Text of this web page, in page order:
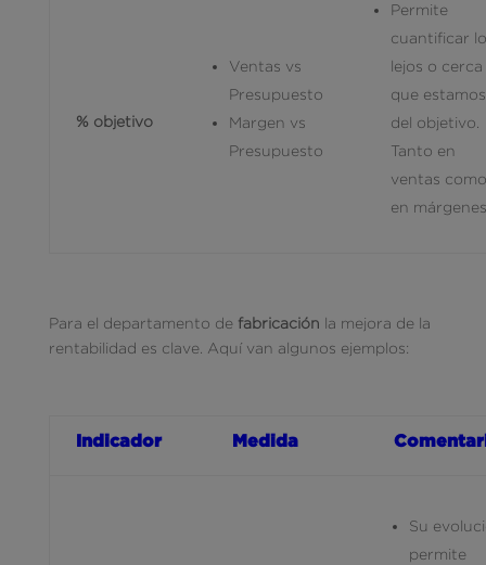
% objetivo
Ventas vs
Presupuesto
Margen vs
Presupuesto
Permite
cuantificar lo
lejos o cerca
que estamos
del objetivo.
Tanto en
ventas como
en márgenes
Para el departamento de fabricación la mejora de la
rentabilidad es clave. Aquí van algunos ejemplos:
Indicador Medida
Su
permite